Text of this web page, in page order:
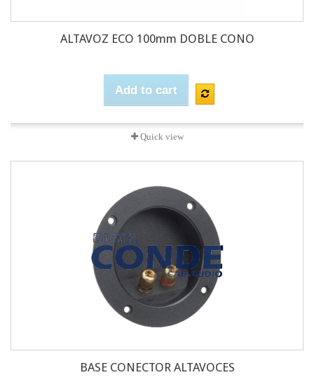
ALTAVOZ ECO 100mm DOBLE CONO
Add to cart
Quick view
BASE CONECTOR ALTAVOCES